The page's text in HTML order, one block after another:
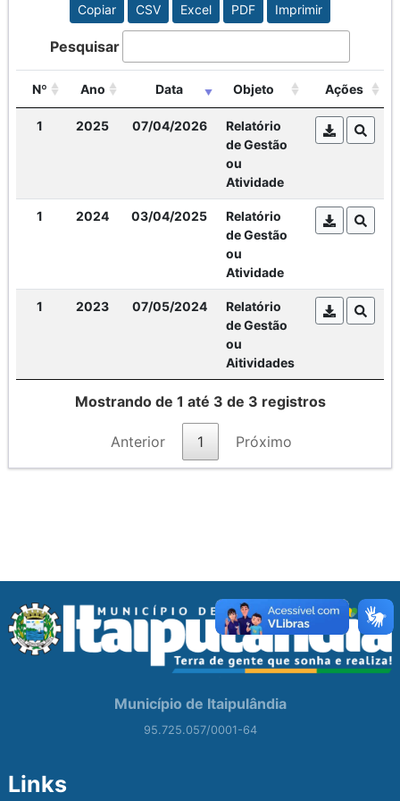
Copiar CSV Excel PDF Imprimir
Pesquisar
Nº Ano Data Objeto Ações
1 2025 07/04/2026
Relatório
de Gestão
ou
Atividade
1 2024 03/04/2025
Relatório
de Gestão
ou
Atividade
1 2023 07/05/2024
Relatório
de Gestão
ou
Aitividades
Mostrando de 1 até 3 de 3 registros
Anterior 1 Próximo
Município de Itaipulândia
95.725.057/0001-64
Links